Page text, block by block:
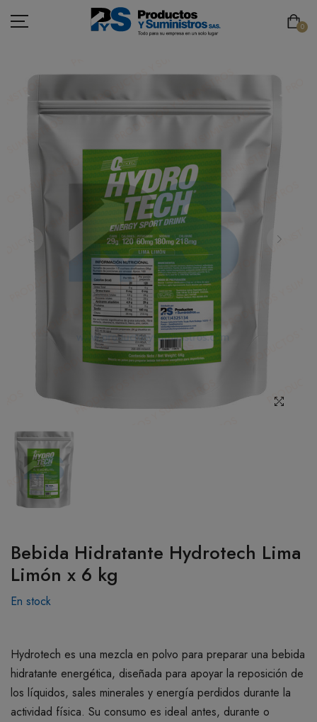
0
ASEO
PAPELERÍA
SEGURIDAD INDUSTRIAL
BOTIQUÍN
Bebida Hidratante Hydrotech Lima
Limón x 6 kg
En stock
Hydrotech es una mezcla en polvo para preparar una bebida
hidratante energética, diseñada para apoyar la reposición de
los líquidos, sales minerales y energía perdidos durante la
actividad física. Su consumo es ideal antes, durante o